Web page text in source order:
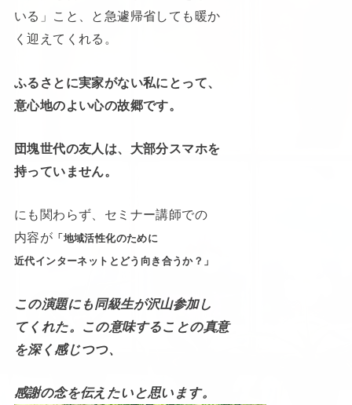
いる」こと、と急遽帰省しても暖か
く迎えてくれる。
ふるさとに実家がない私にとって、
意心地のよい心の故郷です。
団塊世代の友人は、大部分スマホを
持っていません。
にも関わらず、セミナー講師での
内容が 「地域活性化のために
近代インターネットとどう向き合うか？」
この演題にも同級生が沢山参加し
てくれた。この意味することの真意
を深く感じつつ、
感謝の念を伝えたいと思います。